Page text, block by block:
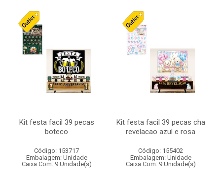
Kit festa facil 39 pecas
boteco
Código: 153717
Embalagem: Unidade
Caixa Com: 9 Unidade(s)
Kit festa facil 39 pecas cha
revelacao azul e rosa
Código: 155402
Embalagem: Unidade
Caixa Com: 9 Unidade(s)